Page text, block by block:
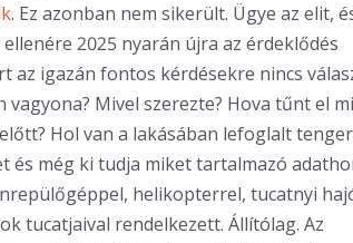
. Ez azonban nem sikerült. Ügye az elit,
2025 nyarán újra az érdeklődés
az igazán fontos kérdésekre nincs
Mivel szerezte? Hova tűnt el
Hol van a lakásában lefoglalt
és még ki tudja miket tartalmazó
helikopterrel, tucatnyi
tucatjaival rendelkezett. Állítólag. Az